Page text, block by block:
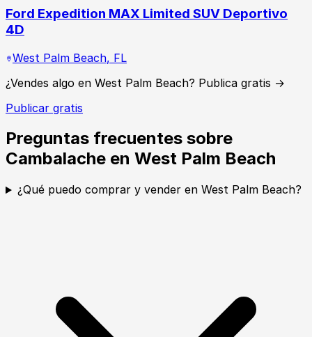
Ford Expedition MAX Limited SUV Deportivo
4D
West Palm Beach, FL
¿Vendes algo en West Palm Beach? Publica gratis →
Publicar gratis
Preguntas frecuentes sobre
Cambalache en West Palm Beach
¿Qué puedo comprar y vender en West Palm Beach?